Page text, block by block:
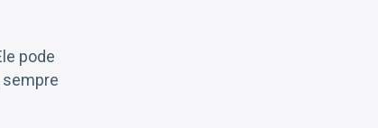
pode
sempre